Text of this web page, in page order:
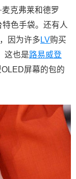
克弗莱和德罗
色手袋。还有人
因为许多 LV购买
这也是路易威登
屏幕的包的